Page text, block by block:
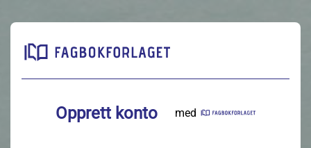
Opprett konto med